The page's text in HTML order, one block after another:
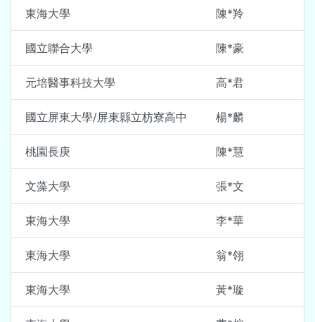
東海大學 陳*羚
國立聯合大學 陳*豪
元培醫事科技大學 高*君
國立屏東大學/屏東縣立枋寮高中 楊*麟
桃園長庚 陳*慧
文藻大學 張*文
東海大學 李*華
東海大學 翁*翎
東海大學 黃*璇